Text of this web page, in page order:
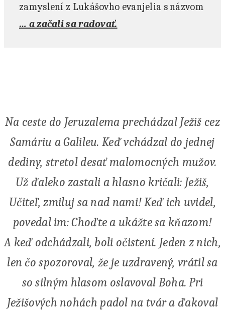
zamyslení z Lukášovho evanjelia s názvom
… a začali sa radovať.
Na ceste do Jeruzalema prechádzal Ježiš cez
Samáriu a Galileu. Keď vchádzal do jednej
dediny, stretol desať malomocných mužov.
Už ďaleko zastali a hlasno kričali: Ježiš,
Učiteľ, zmiluj sa nad nami! Keď ich uvidel,
povedal im: Choďte a ukážte sa kňazom!
A keď odchádzali, boli očistení. Jeden z nich,
len čo spozoroval, že je uzdravený, vrátil sa
so silným hlasom oslavoval Boha. Pri
Ježišových nohách padol na tvár a ďakoval